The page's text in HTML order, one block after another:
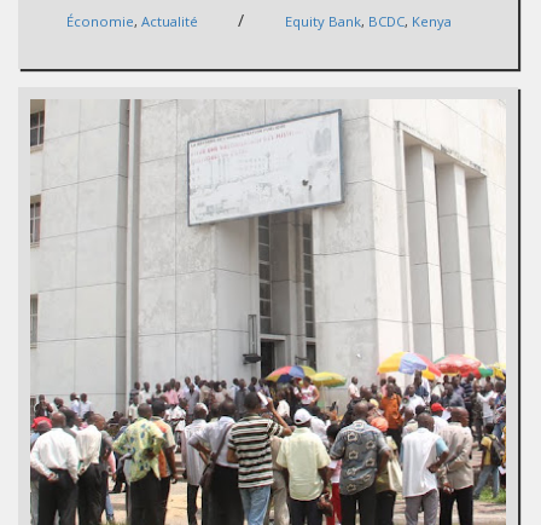
Économie, Actualité / Equity Bank, BCDC, Kenya